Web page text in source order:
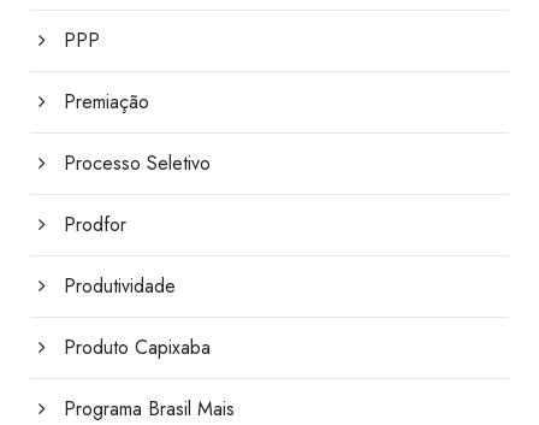
PPP
Premiação
Processo Seletivo
Prodfor
Produtividade
Produto Capixaba
Programa Brasil Mais